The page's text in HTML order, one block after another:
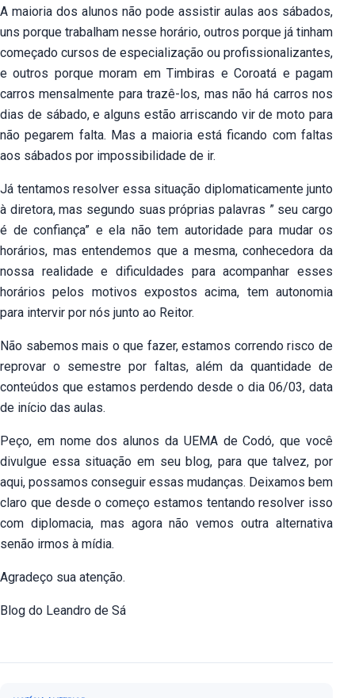
A maioria dos alunos não pode assistir aulas aos sábados,
uns porque trabalham nesse horário, outros porque já tinham
começado cursos de especialização ou profissionalizantes,
e outros porque moram em Timbiras e Coroatá e pagam
carros mensalmente para trazê-los, mas não há carros nos
dias de sábado, e alguns estão arriscando vir de moto para
não pegarem falta. Mas a maioria está ficando com faltas
aos sábados por impossibilidade de ir.
Já tentamos resolver essa situação diplomaticamente junto
à diretora, mas segundo suas próprias palavras ” seu cargo
é de confiança” e ela não tem autoridade para mudar os
horários, mas entendemos que a mesma, conhecedora da
nossa realidade e dificuldades para acompanhar esses
horários pelos motivos expostos acima, tem autonomia
para intervir por nós junto ao Reitor.
Não sabemos mais o que fazer, estamos correndo risco de
reprovar o semestre por faltas, além da quantidade de
conteúdos que estamos perdendo desde o dia 06/03, data
de início das aulas.
Peço, em nome dos alunos da UEMA de Codó, que você
divulgue essa situação em seu blog, para que talvez, por
aqui, possamos conseguir essas mudanças. Deixamos bem
claro que desde o começo estamos tentando resolver isso
com diplomacia, mas agora não vemos outra alternativa
senão irmos à mídia.
Agradeço sua atenção.
Blog do Leandro de Sá
Navegação de Post